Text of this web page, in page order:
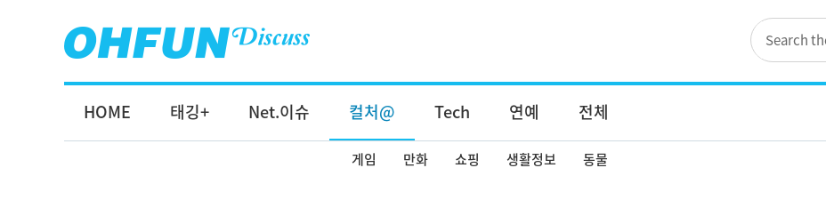
HOME 태깅+ Net.이슈 컬처@
게임 만화 쇼핑 생활정보 동물
Tech 연예 전체